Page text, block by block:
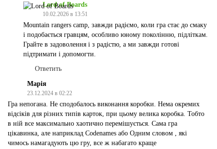
Lord of Boards
10.02.2026 в 13:51
Mountain rangers camp, завжди радіємо, коли гра стає до смаку
і подобається гравцям, особливо юному поколінню, підліткам.
Грайте в задоволення і з радістю, а ми завжди готові
підтримати і допомогти.
Ответить
Марія
23.12.2024 в 02:22
Гра непогана. Не сподобалось виконання коробки. Нема окремих
відсіків для різних типів карток, при цьому велика коробка. Тобто
в ній все максимально хаотично перемішується. Сама гра
цікавинка, але наприклад Соdenames або Одним словом , які
чимось намагадують цю гру, все ж набагато краще